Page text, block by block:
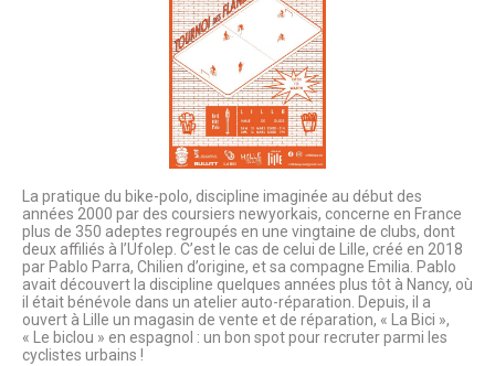
La pratique du bike-polo, discipline imaginée au début des
années 2000 par des coursiers newyorkais, concerne en France
plus de 350 adeptes regroupés en une vingtaine de clubs, dont
deux affiliés à l’Ufolep. C’est le cas de celui de Lille, créé en 2018
par Pablo Parra, Chilien d’origine, et sa compagne Emilia. Pablo
avait découvert la discipline quelques années plus tôt à Nancy, où
il était bénévole dans un atelier auto-réparation. Depuis, il a
ouvert à Lille un magasin de vente et de réparation, « La Bici »,
« Le biclou » en espagnol : un bon spot pour recruter parmi les
cyclistes urbains !